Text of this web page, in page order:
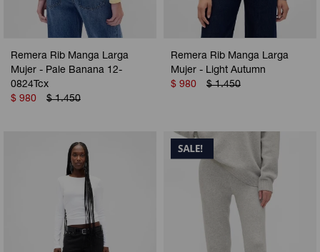
Remera Rib Manga Larga
Mujer - Pale Banana 12-
0824Tcx
$ 980 $ 1.450
Remera Rib Manga Larga
Mujer - Light Autumn
$ 980 $ 1.450